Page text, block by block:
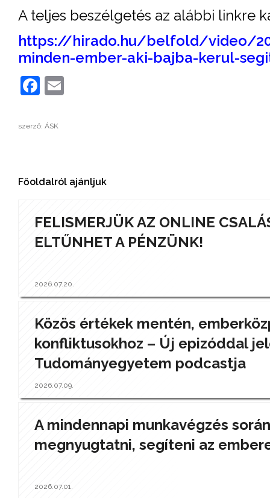
A teljes beszélgetés az alábbi linkre
https://hirado.hu/belfold/video/
minden-ember-aki-bajba-kerul-
Facebook
szerző: ÁSK
Főoldalról ajánljuk
FELISMERJÜK AZ ONLINE
ELTŰNHET A PÉNZÜNK!
2026.07.20.
Közös értékek mentén,
konfliktusokhoz – Új epizóddal
Tudományegyetem podcastja
2026.07.09.
A mindennapi munkavégzés
megnyugtatni, segíteni az
2026.07.01.